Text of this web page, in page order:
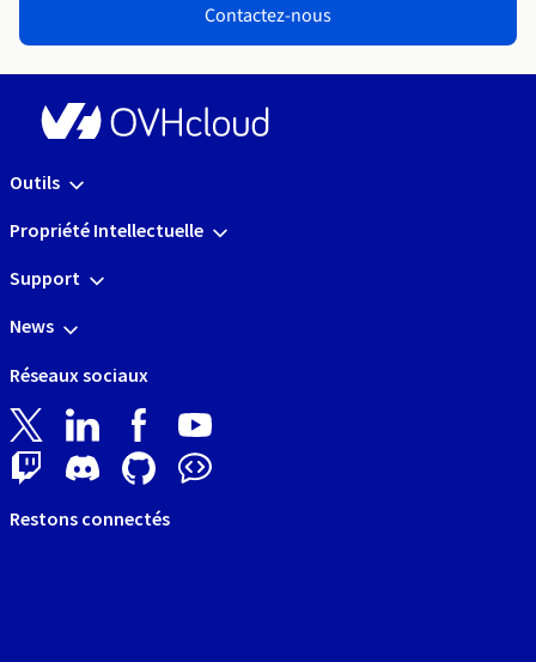
Contactez-nous
Outils
Propriété Intellectuelle
Support
News
Réseaux sociaux
Restons connectés